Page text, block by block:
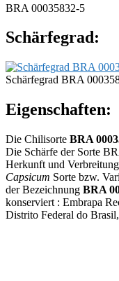
BRA 00035832-5
Schärfegrad:
Schärfegrad BRA
Eigenschaften:
Die Chilisorte BRA
Die Schärfe der Sorte
Herkunft und
Capsicum Sorte bzw.
der Bezeichnung BRA
konserviert : Embrapa
Distrito Federal do